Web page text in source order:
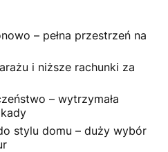
– pełna przestrzeń na
i niższe rachunki za
– wytrzymała
stylu domu – duży wybór